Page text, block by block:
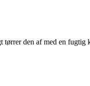
den af med en